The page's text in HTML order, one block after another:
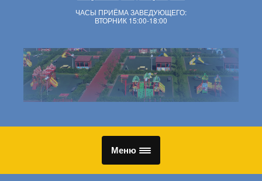
ЧАСЫ ПРИЁМА ЗАВЕДУЮЩЕГО:
ВТОРНИК 15:00-18:00
Меню